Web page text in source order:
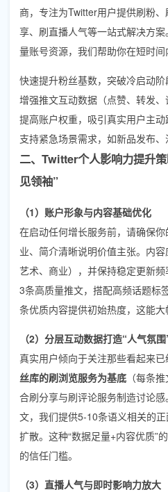
商，专注为Twitter用户提供刷粉
享、刷直播人气等一站式解决方
量账号资源，我们帮助你在短时间
快速提升粉丝基数，突破冷启动阶
增强推文互动数据（点赞、转发、
提高账户权重，吸引真实用户主动
支持紧急场景需求，如新品发布、
二、Twitter个人影响力提升
见领袖”
（1）账户形象与内容基础优化
在启动任何增长服务前，请确保
业、简介清晰说明价值主张。内容
艺术、商业），并保持稳定更新频
3条高质量推文，搭配高频话题标
条优质内容提供初始热度，这能大
（2）分层互动数据打造“人气氛围
真实用户倾向于关注那些看起来已
丝库的刷浏览服务为基底 （每条
合刷分享与刷评论服务制造讨论
文，我们提供5-10条语义相关的
扩散。这种“数据足量+内容优质”
的信任门槛。
（3）直播人气与即时影响力放大